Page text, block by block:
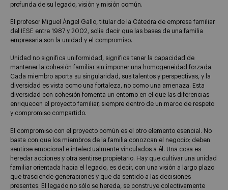
profunda de su legado, visión y misión común.
El profesor Miguel Ángel Gallo, titular de la Cátedra de empresa familiar
del IESE entre 1987 y 2002, solía decir que las bases de una familia
empresaria son la unidad y el compromiso.
Unidad no significa uniformidad, significa tener la capacidad de
mantener la cohesión familiar sin imponer una homogeneidad forzada.
Cada miembro aporta su singularidad, sus talentos y perspectivas, y la
diversidad es vista como una fortaleza, no como una amenaza. Esta
diversidad con cohesión fomenta un entorno en el que las diferencias
enriquecen el proyecto familiar, siempre dentro de un marco de respeto
y compromiso compartido.
El compromiso con el proyecto común es el otro elemento esencial. No
basta con que los miembros de la familia conozcan el negocio; deben
sentirse emocional e intelectualmente vinculados a él. Una cosa es
heredar acciones y otra sentirse propietario. Hay que cultivar una unidad
familiar orientada hacia el legado, es decir, con una visión a largo plazo
que trasciende generaciones y que da sentido a las decisiones
presentes. El legado no sólo se hereda, se construye colectivamente